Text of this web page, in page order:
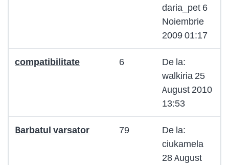
daria_pet 6
Noiembrie
2009 01:17
compatibilitate 6
De la:
walkiria 25
August 2010
13:53
Barbatul varsator 79
De la:
ciukamela
28 August